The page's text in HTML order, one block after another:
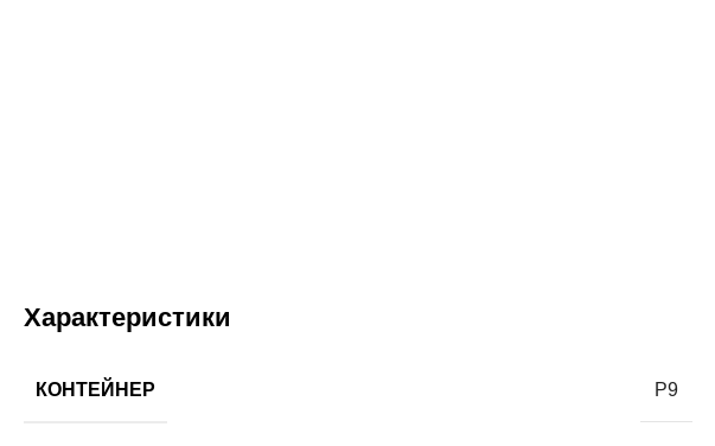
Характеристики
КОНТЕЙНЕР Р9